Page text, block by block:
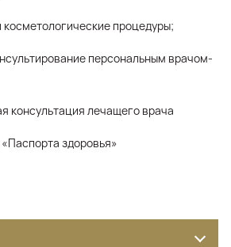
процедуры;
персональным врачом-
консультация лечащего врача
здоровья»